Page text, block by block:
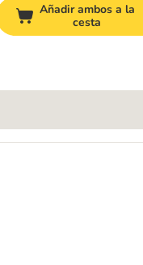
Añadir ambos a la
cesta